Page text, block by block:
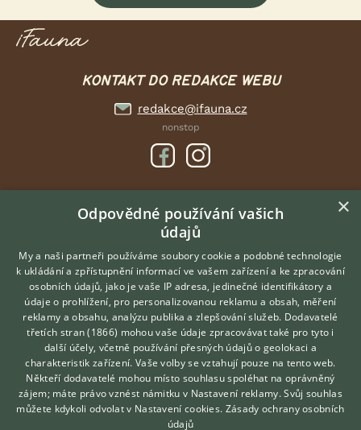
KONTAKT DO REDAKCE WEBU
redakce@ifauna.cz
nonstop
DOMOVSKÁ STRÁNKA
INZERCE
DISKUSE
ČLÁNKY
O nás
Kontakt
Možnosti zvýraznění inzerátů
Podmínky užití
Zpracování osobních údajů
Hledáte zvířecího kamaráda?
Zdarma vám poradí
VETERINÁŘ ONLINE
KONZULTOVAT S
VETERINÁŘEM
×
Odpovědné používání vašich
údajů
My a naši partneři používáme soubory cookie a podobné technologie
k ukládání a zpřístupnění informací ve vašem zařízení a ke zpracování
osobních údajů, jako je vaše IP adresa, jedinečné identifikátory a
údaje o prohlížení, pro personalizovanou reklamu a obsah, měření
reklamy a obsahu, analýzu publika a zlepšování služeb. Dodavatelé
třetích stran (1866) mohou vaše údaje zpracovávat také pro tyto i
další účely, včetně používání přesných údajů o geolokaci a
charakteristik zařízení. Vaše volby se vztahují pouze na tento web.
Někteří dodavatelé mohou místo souhlasu spoléhat na oprávněný
zájem; máte právo vznést námitku v Nastavení reklamy. Svůj souhlas
můžete kdykoli odvolat v Nastavení cookies. Zásady ochrany osobních
údajů